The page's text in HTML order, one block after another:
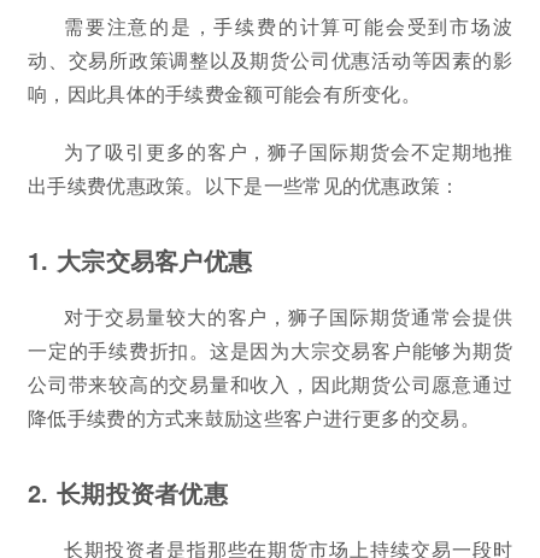
需要注意的是，手续费的计算可能会受到市场波
动、交易所政策调整以及期货公司优惠活动等因素的影
响，因此具体的手续费金额可能会有所变化。
为了吸引更多的客户，狮子国际期货会不定期地推
出手续费优惠政策。以下是一些常见的优惠政策：
1. 大宗交易客户优惠
对于交易量较大的客户，狮子国际期货通常会提供
一定的手续费折扣。这是因为大宗交易客户能够为期货
公司带来较高的交易量和收入，因此期货公司愿意通过
降低手续费的方式来鼓励这些客户进行更多的交易。
2. 长期投资者优惠
长期投资者是指那些在期货市场上持续交易一段时